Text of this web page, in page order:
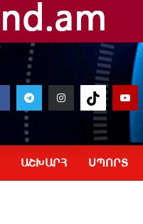
ԱՇԽԱՐՀ ՍՊՈՐՏ